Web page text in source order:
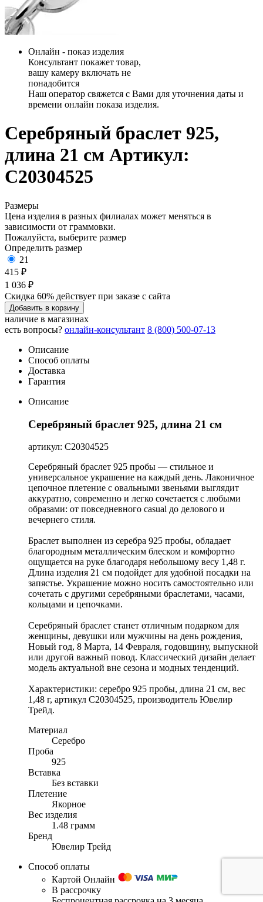
Онлайн - показ изделия
Консультант покажет товар,
вашу камеру включать не
понадобится
Наш оператор свяжется с Вами для уточнения даты и
времени онлайн показа изделия.
Серебряный браслет 925,
длина 21 см Артикул:
С20304525
Размеры
Цена изделия в разных филиалах может меняться в
зависимости от граммовки.
Пожалуйста, выберите размер
Определить размер
21
415 ₽
1 036 ₽
Скидка 60% действует при заказе с сайта
Добавить в корзину
наличие в магазинах
есть вопросы? онлайн-консультант 8 (800) 500-07-13
Описание
Способ оплаты
Доставка
Гарантия
Описание
Серебряный браслет 925, длина 21 см
артикул: С20304525
Серебряный браслет 925 пробы — стильное и
универсальное украшение на каждый день. Лаконичное
цепочное плетение с овальными звеньями выглядит
аккуратно, современно и легко сочетается с любыми
образами: от повседневного casual до делового и
вечернего стиля.
Браслет выполнен из серебра 925 пробы, обладает
благородным металлическим блеском и комфортно
ощущается на руке благодаря небольшому весу 1,48 г.
Длина изделия 21 см подойдет для удобной посадки на
запястье. Украшение можно носить самостоятельно или
сочетать с другими серебряными браслетами, часами,
кольцами и цепочками.
Серебряный браслет станет отличным подарком для
женщины, девушки или мужчины на день рождения,
Новый год, 8 Марта, 14 Февраля, годовщину, выпускной
или другой важный повод. Классический дизайн делает
модель актуальной вне сезона и модных тенденций.
Характеристики: серебро 925 пробы, длина 21 см, вес
1,48 г, артикул С20304525, производитель Ювелир
Трейд.
Материал
Серебро
Проба
925
Вставка
Без вставки
Плетение
Якорное
Вес изделия
1.48 грамм
Бренд
Ювелир Трейд
Способ оплаты
Картой Онлайн
В рассрочку